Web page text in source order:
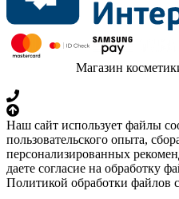
Магазин
Наш сайт использует файлы
пользовательского опыта,
персонализированных
даете согласие на обработку
Политикой обработки файлов